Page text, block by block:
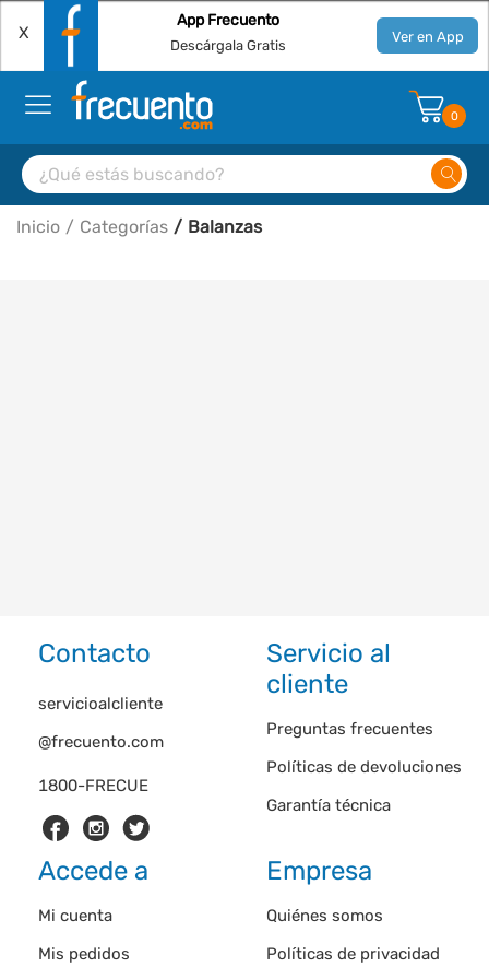
X
App Frecuento
Descárgala Gratis Ver en App
0
Inicio Categorías Balanzas
Contacto
1800-FRECUE
servicioalcliente
@frecuento.com
Servicio al
cliente
Preguntas frecuentes
Políticas de devoluciones
Garantía técnica
Accede a
Mi cuenta
Mis pedidos
Empresa
Quiénes somos
Políticas de privacidad